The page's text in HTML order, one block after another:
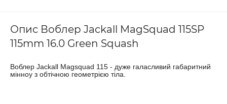
Опис Воблер Jackall MagSquad 115SP
115mm 16.0 Green Squash
Воблер Jackall Magsquad 115 - дуже галасливий габаритний
мінноу з обтічною геометрією тіла.